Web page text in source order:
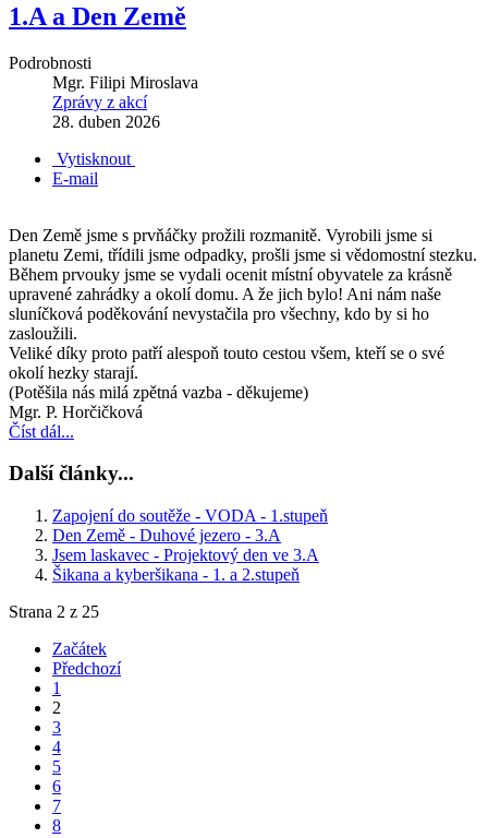
1.A a Den Země
Podrobnosti
Mgr. Filipi Miroslava
Zprávy z akcí
28. duben 2026
Vytisknout
E-mail
Den Země jsme s prvňáčky prožili rozmanitě. Vyrobili jsme si
planetu Zemi, třídili jsme odpadky, prošli jsme si vědomostní stezku.
Během prvouky jsme se vydali ocenit místní obyvatele za krásně
upravené zahrádky a okolí domu. A že jich bylo! Ani nám naše
sluníčková poděkování nevystačila pro všechny, kdo by si ho
zasloužili.
Veliké díky proto patří alespoň touto cestou všem, kteří se o své
okolí hezky starají.
(Potěšila nás milá zpětná vazba - děkujeme)
Mgr. P. Horčičková
Číst dál...
Další články...
Zapojení do soutěže - VODA - 1.stupeň
Den Země - Duhové jezero - 3.A
Jsem laskavec - Projektový den ve 3.A
Šikana a kyberšikana - 1. a 2.stupeň
Strana 2 z 25
Začátek
Předchozí
1
2
3
4
5
6
7
8